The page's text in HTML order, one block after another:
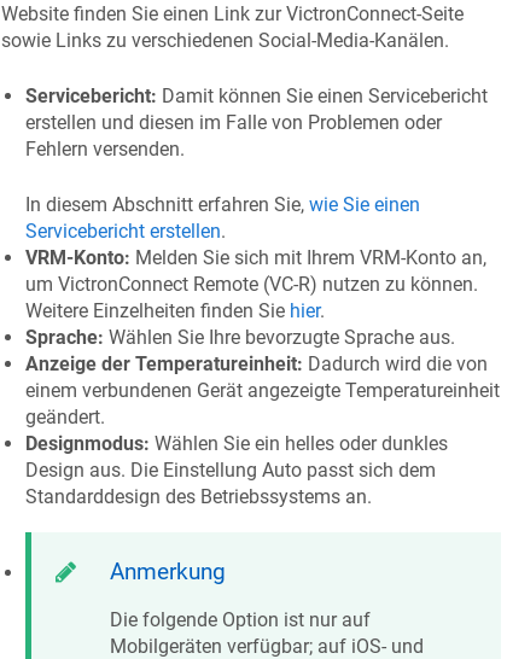
Website finden Sie einen Link zur VictronConnect-Seite
sowie Links zu verschiedenen Social-Media-Kanälen.
Servicebericht: Damit können Sie einen Servicebericht
erstellen und diesen im Falle von Problemen oder
Fehlern versenden.
In diesem Abschnitt erfahren Sie, wie Sie einen
Servicebericht erstellen.
VRM-Konto: Melden Sie sich mit Ihrem VRM-Konto an,
um VictronConnect Remote (VC-R) nutzen zu können.
Weitere Einzelheiten finden Sie hier.
Sprache: Wählen Sie Ihre bevorzugte Sprache aus.
Anzeige der Temperatureinheit: Dadurch wird die von
einem verbundenen Gerät angezeigte Temperatureinheit
geändert.
Designmodus: Wählen Sie ein helles oder dunkles
Design aus. Die Einstellung Auto passt sich dem
Standarddesign des Betriebssystems an.
Anmerkung
Die folgende Option ist nur auf
Mobilgeräten verfügbar; auf iOS- und